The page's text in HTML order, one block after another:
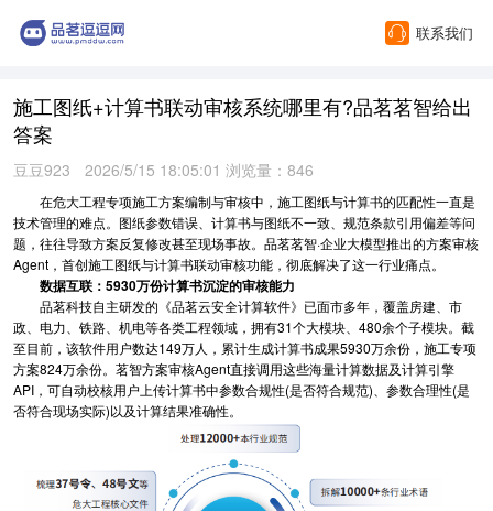
联系我们
施工图纸+计算书联动审核系统哪里有?品茗茗智给出
答案
豆豆923 2026/5/15 18:05:01 浏览量：846
在危大工程专项施工方案编制与审核中，施工图纸与计算书的匹配性一直是
技术管理的难点。图纸参数错误、计算书与图纸不一致、规范条款引用偏差等问
题，往往导致方案反复修改甚至现场事故。品茗茗智·企业大模型推出的方案审核
Agent，首创施工图纸与计算书联动审核功能，彻底解决了这一行业痛点。
数据互联：5930万份计算书沉淀的审核能力
品茗科技自主研发的《品茗云安全计算软件》已面市多年，覆盖房建、市
政、电力、铁路、机电等各类工程领域，拥有31个大模块、480余个子模块。截
至目前，该软件用户数达149万人，累计生成计算书成果5930万余份，施工专项
方案824万余份。茗智方案审核Agent直接调用这些海量计算数据及计算引擎
API，可自动校核用户上传计算书中参数合规性(是否符合规范)、参数合理性(是
否符合现场实际)以及计算结果准确性。